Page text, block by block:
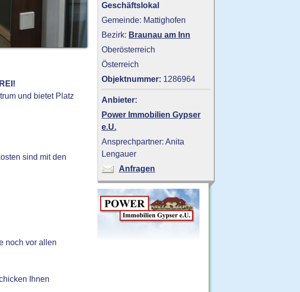
und bietet Platz
sind mit den
noch vor allen
Ihnen
Geschäftslokal
Gemeinde: Mattighofen
Bezirk: Braunau am Inn
Oberösterreich
Österreich
Objektnummer: 1286964
Anbieter:
Power Immobilien Gypser
e.U.
Ansprechpartner: Anita
Lengauer
Anfragen